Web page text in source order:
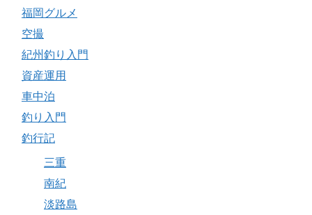
福岡グルメ
空撮
紀州釣り入門
資産運用
車中泊
釣り入門
釣行記
三重
南紀
淡路島